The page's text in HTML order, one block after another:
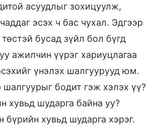
асуудлыг зохицуулж,
эсэх ч бас чухал. Эдгээр
бусад зүйл бол бүгд
ажилчин үүрэг хариуцлагаа
үнэлэх шалгуурууд юм.
шалгуурыг бодит гэж хэлэх үү?
хувьд шударга байна уу?
бүрийн хувьд шударга хэрэг.